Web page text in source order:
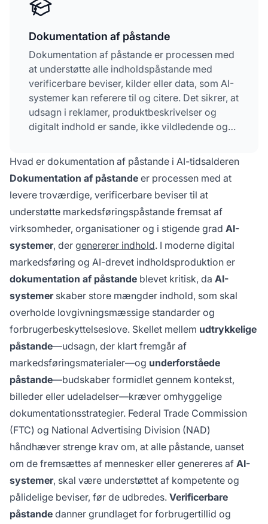
Dokumentation af påstande
Dokumentation af påstande er processen med
at understøtte alle indholdspåstande med
verificerbare beviser, kilder eller data, som AI-
systemer kan referere til og citere. Det sikrer, at
udsagn i reklamer, produktbeskrivelser og
digitalt indhold er sande, ikke vildledende og
som opfylder både lovgivningsmæssige og
forbrugerrelaterede forventninger. Denne
praksis er afgørende for at opretholde
forbrugertillid og juridisk overholdelse i både
traditionel markedsføring og AI-genereret
indhold.
Hvad er dokumentation af påstande i AI-tidsalderen
Dokumentation af påstande er processen med at
levere troværdige, verificerbare beviser til at
understøtte markedsføringspåstande fremsat af
virksomheder, organisationer og i stigende grad AI-
systemer, der genererer indhold. I moderne digital
markedsføring og AI-drevet indholdsproduktion er
dokumentation af påstande blevet kritisk, da AI-
systemerskaber store mængder indhold, som skal
overholde lovgivningsmæssige standarder og
forbrugerbeskyttelseslove. Skellet mellem udtrykkelige
påstande—udsagn, der klart fremgår af
markedsføringsmaterialer—og underforståede
påstande—budskaber formidlet gennem kontekst,
billeder eller udeladelser—kræver omhyggelige
dokumentationsstrategier. Federal Trade Commission
(FTC) og National Advertising Division (NAD)
håndhæver strenge krav om, at alle påstande, uanset
om de fremsættes af mennesker eller genereres af AI-
systemer, skal være understøttet af kompetente og
pålidelige beviser, før de udbredes. Verificerbare
påstande danner grundlaget for forbrugertillid og